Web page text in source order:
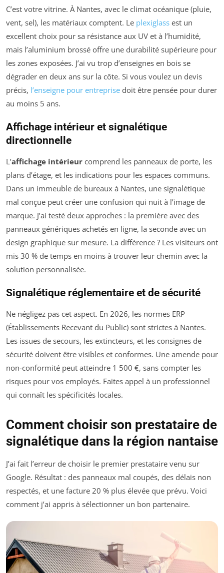
C’est votre vitrine. À Nantes, avec le climat océanique (pluie,
vent, sel), les matériaux comptent. Le plexiglass est un
excellent choix pour sa résistance aux UV et à l’humidité,
mais l’aluminium brossé offre une durabilité supérieure pour
les zones exposées. J’ai vu trop d’enseignes en bois se
dégrader en deux ans sur la côte. Si vous voulez un devis
précis, l’enseigne pour entreprise doit être pensée pour durer
au moins 5 ans.
Affichage intérieur et signalétique
directionnelle
L’affichage intérieur comprend les panneaux de porte, les
plans d’étage, et les indications pour les espaces communs.
Dans un immeuble de bureaux à Nantes, une signalétique
mal conçue peut créer une confusion qui nuit à l’image de
marque. J’ai testé deux approches : la première avec des
panneaux génériques achetés en ligne, la seconde avec un
design graphique sur mesure. La différence ? Les visiteurs ont
mis 30 % de temps en moins à trouver leur chemin avec la
solution personnalisée.
Signalétique réglementaire et de sécurité
Ne négligez pas cet aspect. En 2026, les normes ERP
(Établissements Recevant du Public) sont strictes à Nantes.
Les issues de secours, les extincteurs, et les consignes de
sécurité doivent être visibles et conformes. Une amende pour
non-conformité peut atteindre 1 500 €, sans compter les
risques pour vos employés. Faites appel à un professionnel
qui connaît les spécificités locales.
Comment choisir son prestataire de
signalétique dans la région nantaise
J’ai fait l’erreur de choisir le premier prestataire venu sur
Google. Résultat : des panneaux mal coupés, des délais non
respectés, et une facture 20 % plus élevée que prévu. Voici
comment j’ai appris à sélectionner un bon partenaire.